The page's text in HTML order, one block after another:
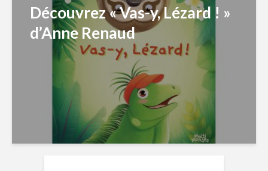
Découvrez « Vas-y, Lézard ! »
d’Anne Renaud